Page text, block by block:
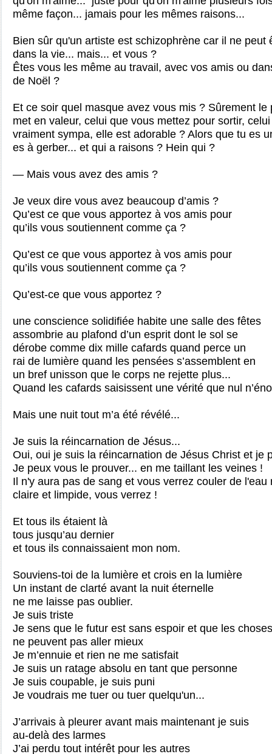
même façon... jamais pour les mêmes raisons...
Bien sûr qu'un artiste est schizophrène car il ne peut
dans la vie... mais... et vous ?
Êtes vous les même au travail, avec vos amis ou
de Noël ?
Et ce soir quel masque avez vous mis ? Sûrement
met en valeur, celui que vous mettez pour sortir,
vraiment sympa, elle est adorable ? Alors que tu es
es à gerber... et qui a raisons ? Hein qui ?
— Mais vous avez des amis ?
Je veux dire vous avez beaucoup d’amis ?
Qu’est ce que vous apportez à vos amis pour
qu’ils vous soutiennent comme ça ?
Qu’est ce que vous apportez à vos amis pour
qu’ils vous soutiennent comme ça ?
Qu’est-ce que vous apportez ?
une conscience solidifiée habite une salle des fêtes
assombrie au plafond d’un esprit dont le sol se
dérobe comme dix mille cafards quand perce un
rai de lumière quand les pensées s’assemblent en
un bref unisson que le corps ne rejette plus...
Quand les cafards saisissent une vérité que nul
Mais une nuit tout m’a été révélé...
Je suis la réincarnation de Jésus...
Oui, oui je suis la réincarnation de Jésus Christ et je
Je peux vous le prouver... en me taillant les veines !
Il n'y aura pas de sang et vous verrez couler de l'eau
claire et limpide, vous verrez !
Et tous ils étaient là
tous jusqu’au dernier
et tous ils connaissaient mon nom.
Souviens-toi de la lumière et crois en la lumière
Un instant de clarté avant la nuit éternelle
ne me laisse pas oublier.
Je suis triste
Je sens que le futur est sans espoir et que les choses
ne peuvent pas aller mieux
Je m’ennuie et rien ne me satisfait
Je suis un ratage absolu en tant que personne
Je suis coupable, je suis puni
Je voudrais me tuer ou tuer quelqu'un...
J’arrivais à pleurer avant mais maintenant je suis
au-delà des larmes
J’ai perdu tout intérêt pour les autres